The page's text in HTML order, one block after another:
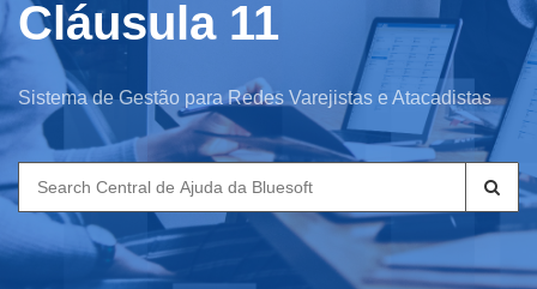
Cláusula 11
Sistema de Gestão para Redes Varejistas e Atacadistas
Search
for: